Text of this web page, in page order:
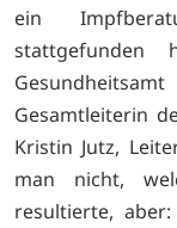
ein
Gesamtleiterin
Kristin Jutz,
man nicht,
resultierte,